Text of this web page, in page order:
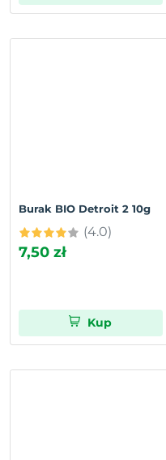
Burak BIO Detroit 2 10g
(4.0)
7,50 zł
Kup